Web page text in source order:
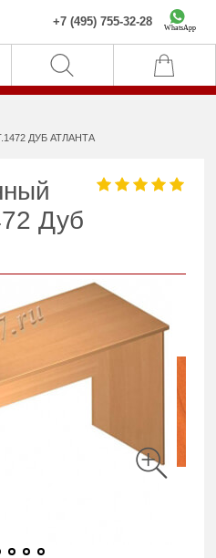
+7 (495) 755-32-28 WhatsApp
ДУБ АТЛАНТА
Дуб